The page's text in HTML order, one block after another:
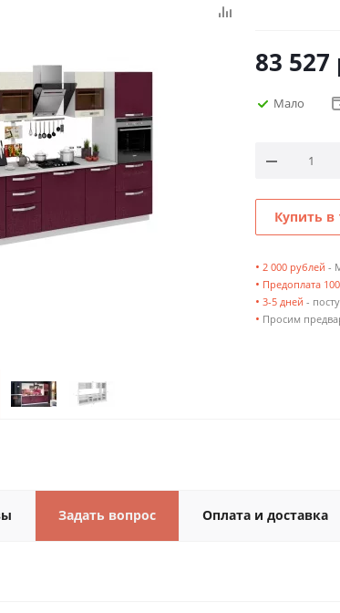
83 527
Мало
Купить в
• 2 000 рублей -
• Предоплата
• 3-5 дней -
• Просим
Задать вопрос Оплата и доставка